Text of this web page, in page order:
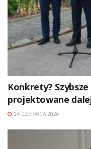
Konkrety?
projektowane
24 CZERWCA 2026